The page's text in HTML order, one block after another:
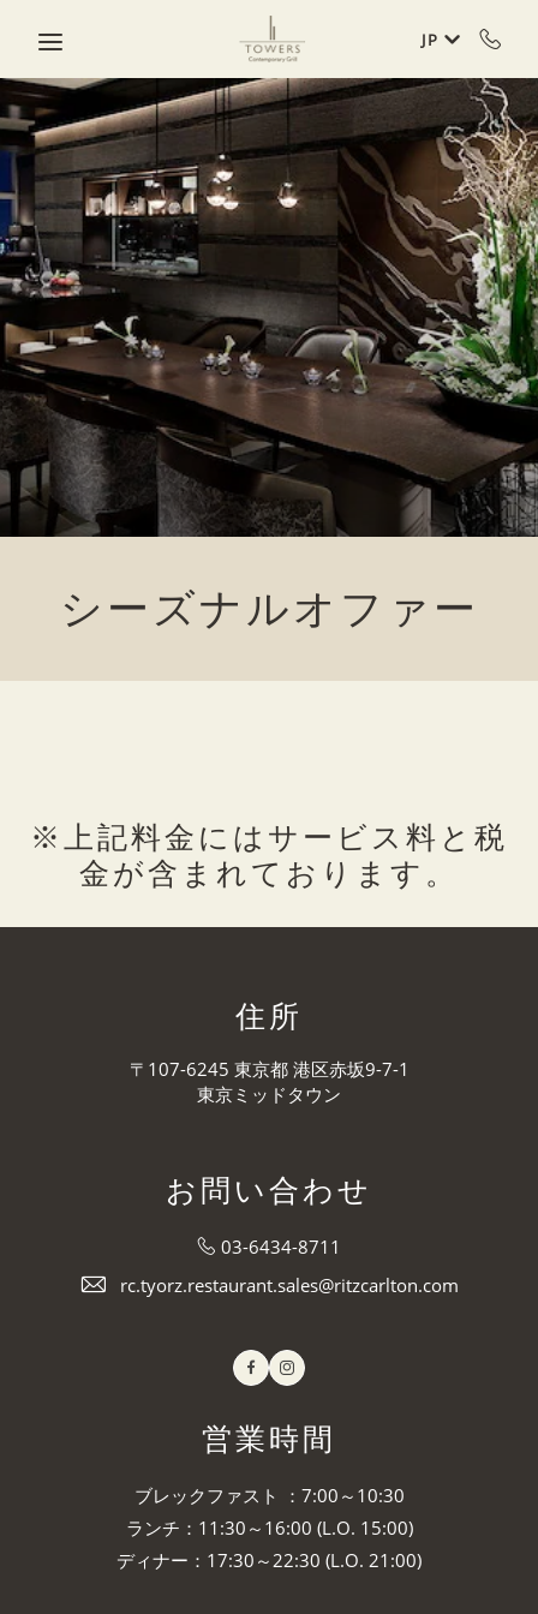
JP
シーズナルオファー
※上記料金にはサービス料と税
金が含まれております。
住所
〒107-6245 東京都 港区赤坂9-7-1
東京ミッドタウン
お問い合わせ
03-6434-8711
rc.tyorz.restaurant.sales@ritzcarlton.com
FacebookInstagram
営業時間
ブレックファスト ：7:00～10:30
ランチ：11:30～16:00 (L.O. 15:00)
ディナー：17:30～22:30 (L.O. 21:00)